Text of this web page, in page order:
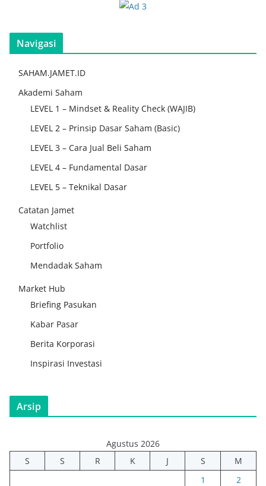
Navigasi
SAHAM.JAMET.ID
Akademi Saham
LEVEL 1 – Mindset & Reality Check (WAJIB)
LEVEL 2 – Prinsip Dasar Saham (Basic)
LEVEL 3 – Cara Jual Beli Saham
LEVEL 4 – Fundamental Dasar
LEVEL 5 – Teknikal Dasar
Catatan Jamet
Watchlist
Portfolio
Mendadak Saham
Market Hub
Briefing Pasukan
Kabar Pasar
Berita Korporasi
Inspirasi Investasi
Arsip
Agustus 2026
S
S R K J S
M
1
2